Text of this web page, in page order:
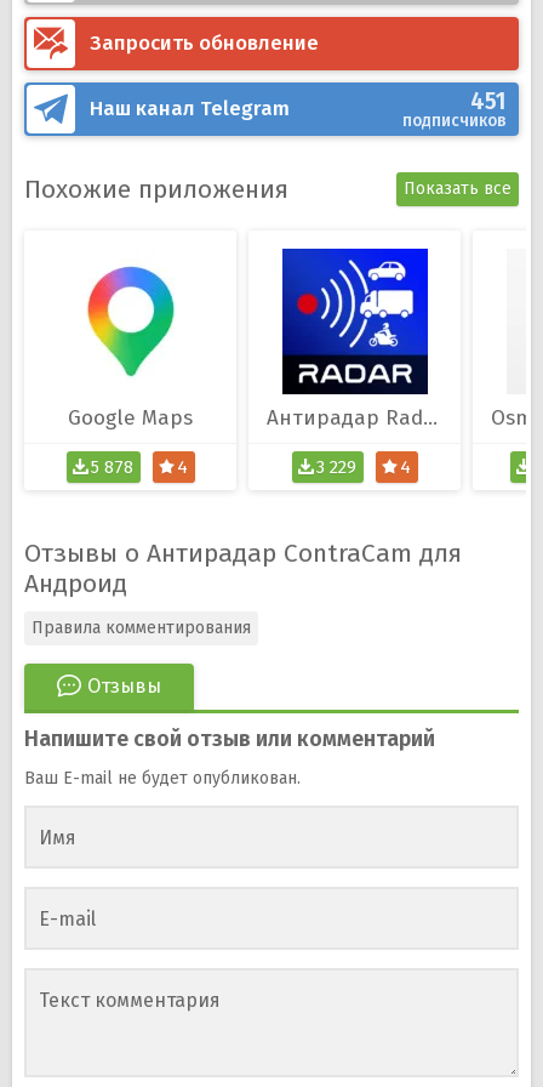
Запросить обновление
Наш канал Telegram 451
подписчиков
Похожие приложения Показать все
Google Maps
5 878 4
Антирадар Radarbot
3 229 4
Отзывы о Антирадар ContraCam для
Андроид
Отзывы
Правила комментирования
Напишите свой отзыв или комментарий
Ваш E-mail не будет опубликован.
Имя
E-mail
Текст комментария